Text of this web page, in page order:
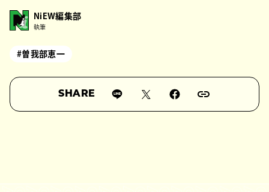
NiEW編集部
執筆
#曽我部恵一
SHARE